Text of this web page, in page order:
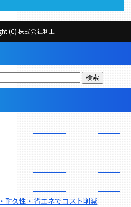
(C) 株式会社利上
耐久性・省エネでコスト削減